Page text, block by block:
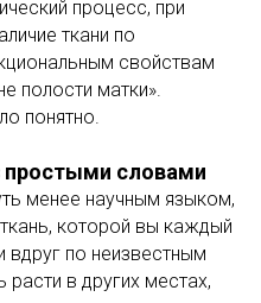
процесс, при
ткани по
свойствам
полости матки».
понятно.
простыми словами
менее научным языком,
которой вы каждый
вдруг по неизвестным
в других местах,